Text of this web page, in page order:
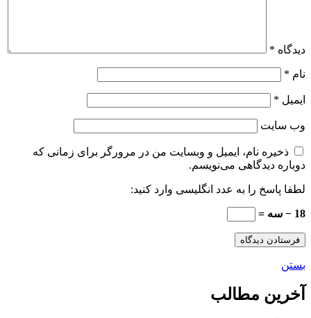
دیدگاه *
نام *
ایمیل *
وب‌ سایت
ذخیره نام، ایمیل و وبسایت من در مرورگر برای زمانی که
دوباره دیدگاهی می‌نویسم.
لطفا پاسخ را به عدد انگلیسی وارد کنید:
18 − سه =
بستن
آخرین مطالب